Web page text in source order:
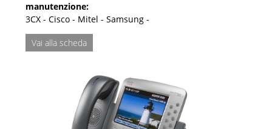
manutenzione:
3CX - Cisco - Mitel - Samsung -
Vai alla scheda